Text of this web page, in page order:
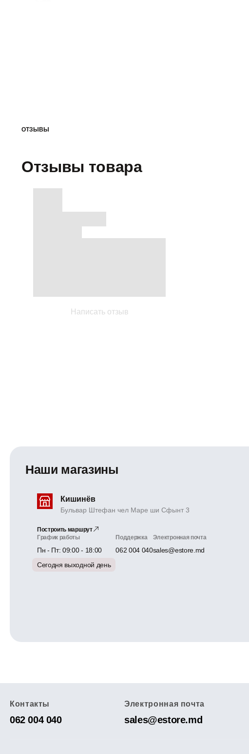
ОТЗЫВЫ
Отзывы товара
Написать отзыв
Наши магазины
Кишинёв
Бульвар Штефан чел Маре ши Сфынт 3
Построить маршрут
График работы
Пн - Пт: 09:00 - 18:00
Сегодня выходной день
Поддержка
062 004 040
Электронная почта
sales@estore.md
Контакты
062 004 040
Электронная почта
sales@estore.md